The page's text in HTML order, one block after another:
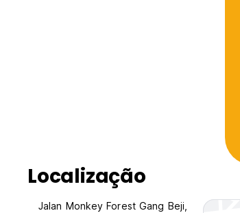
Localização
Jalan Monkey Forest Gang Beji,